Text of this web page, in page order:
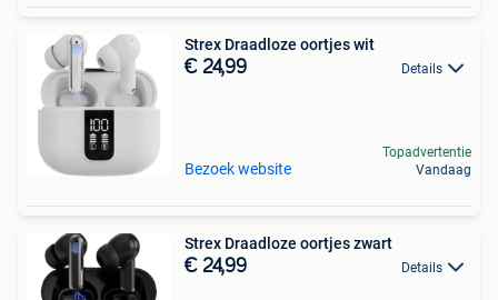
Strex Draadloze oortjes wit
€ 24,99 Details
Bezoek website
Topadvertentie
Vandaag
Strex Draadloze oortjes zwart
€ 24,99 Details